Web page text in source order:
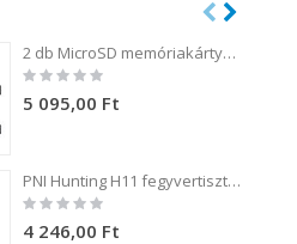
2 db MicroSD memóriakártya csomag, PNI 32GB Class 10, 80 Mb/s, V30, SD adapterekkel
Rating:
0%
5 095,00 Ft
PNI Hunting H11 fegyvertisztító készlet 3 kefével .54 kaliberű fegyverekhez
Rating:
0%
4 246,00 Ft